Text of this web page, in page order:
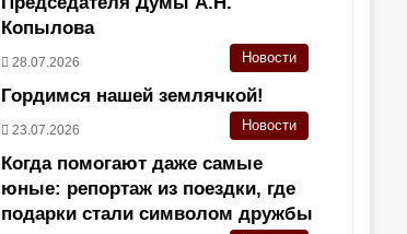
Копылова
28.07.2026 Новости
Гордимся нашей землячкой!
23.07.2026 Новости
Когда помогают даже самые
юные: репортаж из поездки, где
подарки стали символом дружбы